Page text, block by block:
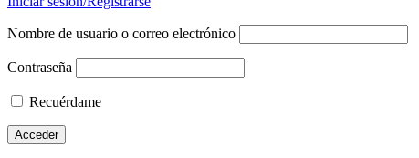
Nombre de usuario o correo electrónico
Contraseña
Recuérdame